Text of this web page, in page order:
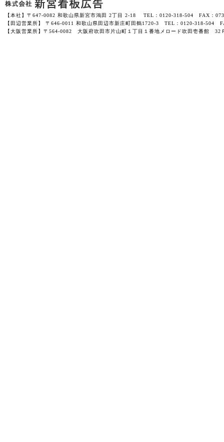
【本社】〒647-0082 和歌山県新宮市鴻田 2丁目 2-18 TEL：0120-318-504 FAX：
【田辺営業所】 〒646-0011 和歌山県田辺市新庄町田鶴1720-3 TEL：0120-318-504
【大阪営業所】〒564-0082 大阪府吹田市片山町１丁目１番地メロード吹田壱番館